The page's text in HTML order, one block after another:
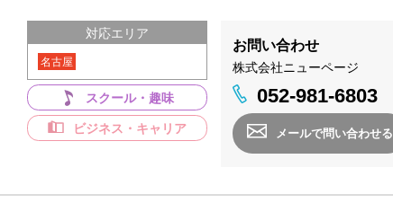
お問い合わせ
株式会社ニューページ
052-981-6803
メールで問い合わせる
対応エリア
名古屋
スクール・趣味
ビジネス・キャリア